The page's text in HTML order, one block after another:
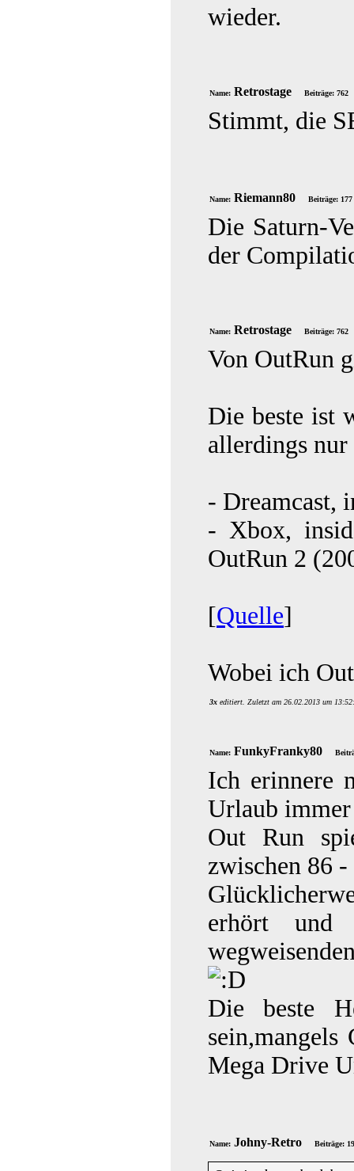
wieder.
Name: Retrostage Beiträge: 762
Stimmt, die
Name: Riemann80 Beiträge: 177
Die Saturn-
der
Name: Retrostage Beiträge: 762
Von OutRun
Die beste ist
allerdings
- Dreamcast,
- Xbox,
OutRun 2
[Quelle]
Wobei ich
3x editiert. Zuletzt am 26.02.2013 um
Name: FunkyFranky80
Ich erinnere
Urlaub immer
Out Run
zwischen 86 -
erhört und
Die beste
Mega Drive
Name: Johny-Retro Beiträge: